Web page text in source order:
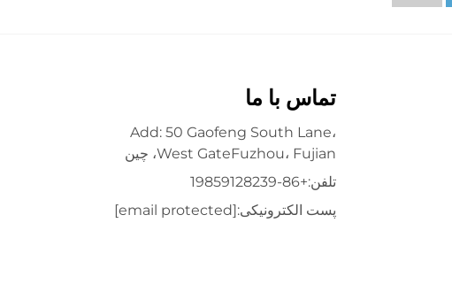
تماس با ما
Add: 50 Gaofeng South Lane،
West GateFuzhou، Fujian، چین
تلفن:+86-19859128239
پست الکترونیکی: [email protected]